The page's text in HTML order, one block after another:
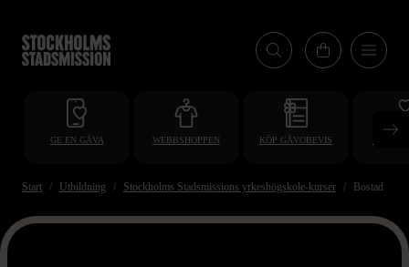
till
huvudinnehåll
GE EN GÅVA WEBBSHOPPEN KÖP GÅVOBEVIS
Start Utbildning Stockholms Stadsmissions yrkeshögskole-kurser Bostad